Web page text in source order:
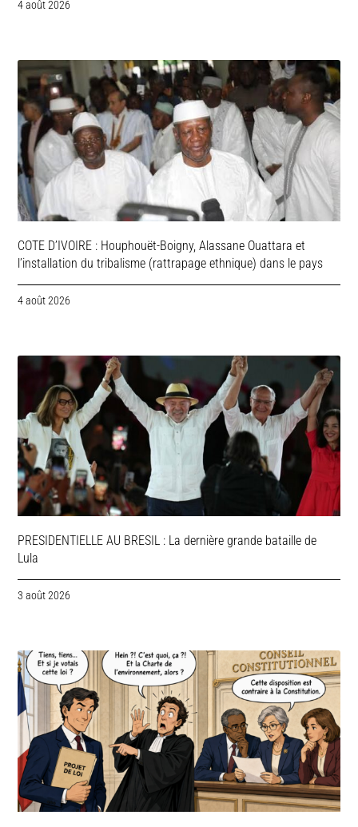
4 août 2026
COTE D’IVOIRE : Houphouët-Boigny, Alassane Ouattara et
l’installation du tribalisme (rattrapage ethnique) dans le pays
4 août 2026
PRESIDENTIELLE AU BRESIL : La dernière grande bataille de
Lula
3 août 2026